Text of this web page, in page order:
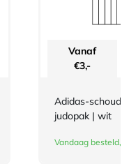
Vanaf
€3,-
Adidas-
judopak | wit
Vandaag besteld,